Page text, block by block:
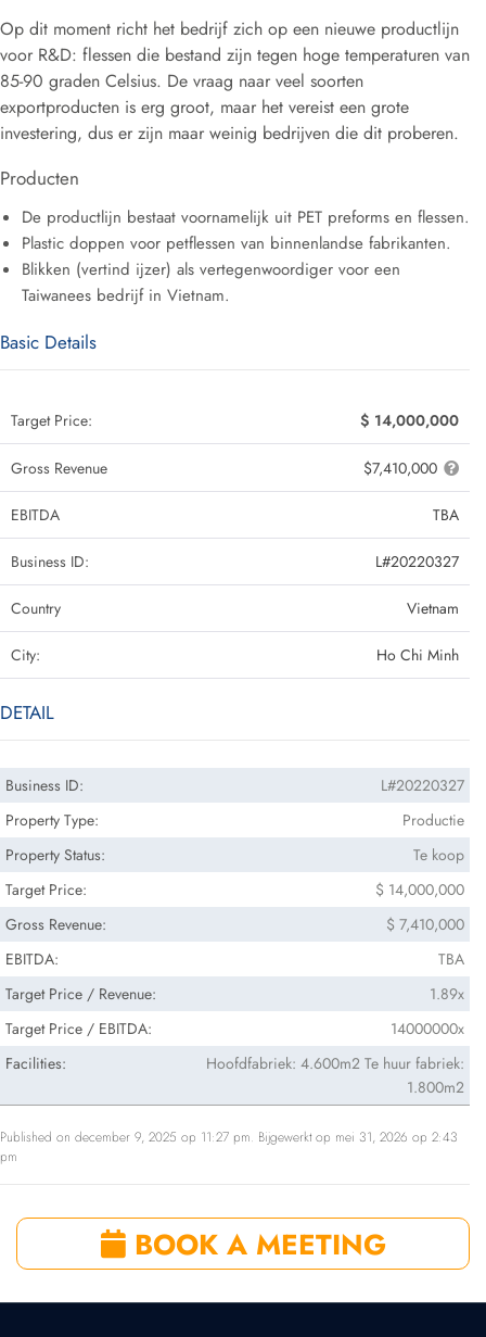
Op dit moment richt het bedrijf zich op een nieuwe productlijn
voor R&D: flessen die bestand zijn tegen hoge temperaturen van
85-90 graden Celsius. De vraag naar veel soorten
exportproducten is erg groot, maar het vereist een grote
investering, dus er zijn maar weinig bedrijven die dit proberen.
Producten
De productlijn bestaat voornamelijk uit PET preforms en flessen.
Plastic doppen voor petflessen van binnenlandse fabrikanten.
Blikken (vertind ijzer) als vertegenwoordiger voor een
Taiwanees bedrijf in Vietnam.
Basic Details
Target Price: $ 14,000,000
Gross Revenue $7,410,000
EBITDA TBA
Business ID: L#20220327
Country Vietnam
City: Ho Chi Minh
DETAIL
Business ID:
L#20220327
Property Type:
Productie
Property Status:
Te koop
Target Price:
$ 14,000,000
Gross Revenue:
$ 7,410,000
EBITDA:
TBA
Target Price / Revenue:
1.89x
Target Price / EBITDA:
14000000x
Facilities:
Hoofdfabriek: 4.600m2 Te huur fabriek:
1.800m2
Published on december 9, 2025 op 11:27 pm. Bijgewerkt op mei 31, 2026 op 2:43
pm
BOOK A MEETING